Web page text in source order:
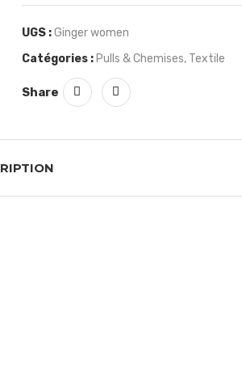
UGS :Ginger women
Catégories : Pulls & Chemises, Textile
Share